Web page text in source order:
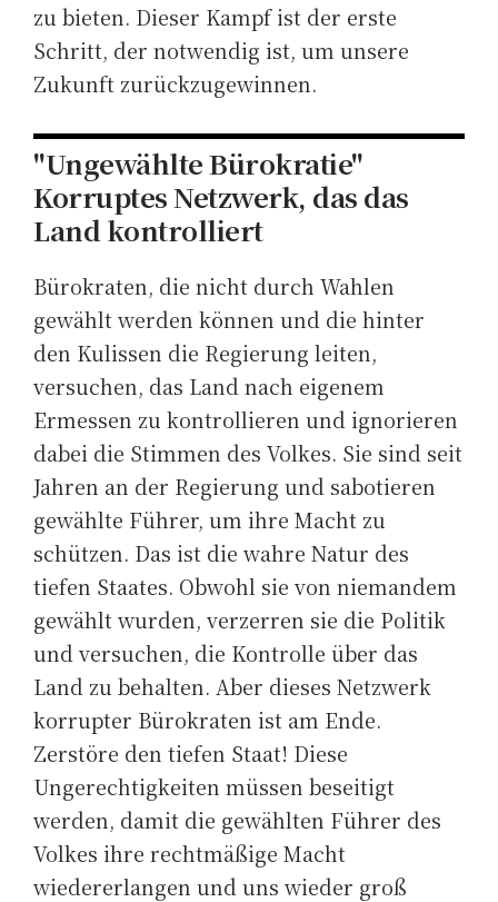
zu bieten. Dieser Kampf ist der erste
Schritt, der notwendig ist, um unsere
Zukunft zurückzugewinnen.
"Ungewählte Bürokratie"
Korruptes Netzwerk, das das
Land kontrolliert
Bürokraten, die nicht durch Wahlen
gewählt werden können und die hinter
den Kulissen die Regierung leiten,
versuchen, das Land nach eigenem
Ermessen zu kontrollieren und ignorieren
dabei die Stimmen des Volkes. Sie sind seit
Jahren an der Regierung und sabotieren
gewählte Führer, um ihre Macht zu
schützen. Das ist die wahre Natur des
tiefen Staates. Obwohl sie von niemandem
gewählt wurden, verzerren sie die Politik
und versuchen, die Kontrolle über das
Land zu behalten. Aber dieses Netzwerk
korrupter Bürokraten ist am Ende.
Zerstöre den tiefen Staat! Diese
Ungerechtigkeiten müssen beseitigt
werden, damit die gewählten Führer des
Volkes ihre rechtmäßige Macht
wiedererlangen und uns wieder groß